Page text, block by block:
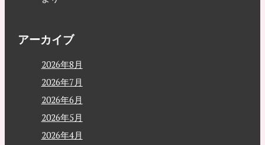
アーカイブ
2026年8月
2026年7月
2026年6月
2026年5月
2026年4月